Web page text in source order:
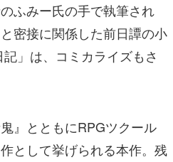
ふみー氏の手で執筆され
密接に関係した前日譚の小
」は、コミカライズもさ
』とともにRPGツクール
として挙げられる本作。残